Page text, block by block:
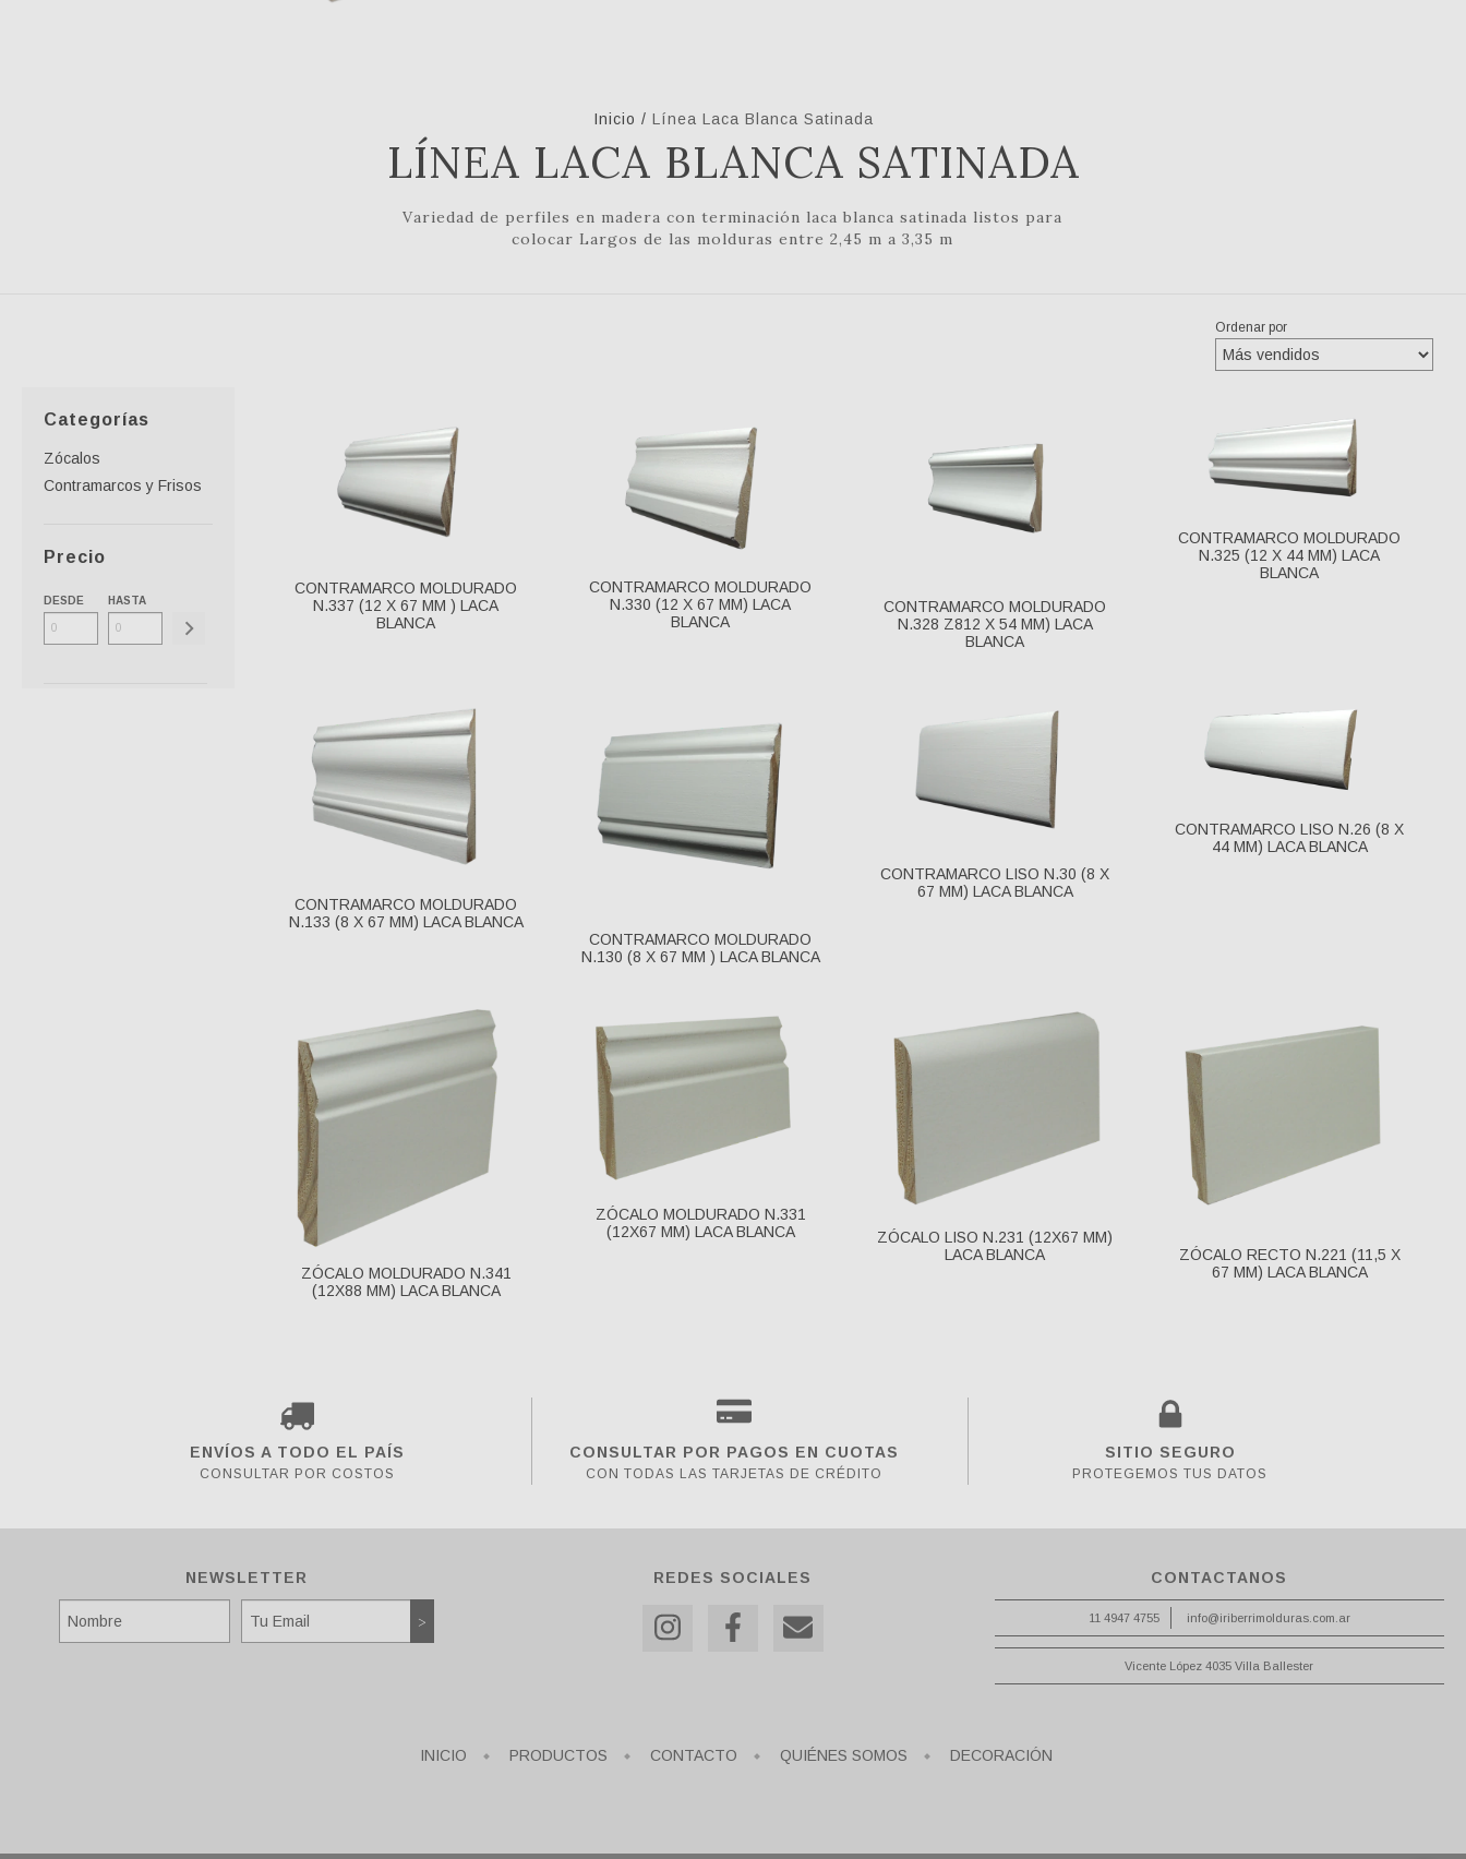
Inicio / Línea Laca Blanca Satinada
LÍNEA LACA BLANCA SATINADA
Variedad de perfiles en madera con terminación laca blanca satinada listos para
colocar Largos de las molduras entre 2,45 m a 3,35 m
Ordenar por
Categorías
Zócalos
Contramarcos y Frisos
Precio
DESDE HASTA
CONTRAMARCO MOLDURADO
N.337 (12 X 67 MM ) LACA
BLANCA
CONTRAMARCO MOLDURADO
N.330 (12 X 67 MM) LACA
BLANCA
CONTRAMARCO MOLDURADO
N.328 Z812 X 54 MM) LACA
BLANCA
CONTRAMARCO MOLDURADO
N.325 (12 X 44 MM) LACA
BLANCA
CONTRAMARCO MOLDURADO
N.133 (8 X 67 MM) LACA BLANCA
CONTRAMARCO MOLDURADO
N.130 (8 X 67 MM ) LACA BLANCA
CONTRAMARCO LISO N.30 (8 X
67 MM) LACA BLANCA
CONTRAMARCO LISO N.26 (8 X
44 MM) LACA BLANCA
ZÓCALO MOLDURADO N.341
(12X88 MM) LACA BLANCA
ZÓCALO MOLDURADO N.331
(12X67 MM) LACA BLANCA
ZÓCALO LISO N.231 (12X67 MM)
LACA BLANCA
ZÓCALO RECTO N.221 (11,5 X
67 MM) LACA BLANCA
ENVÍOS A TODO EL PAÍS
CONSULTAR POR COSTOS
CONSULTAR POR PAGOS EN CUOTAS
CON TODAS LAS TARJETAS DE CRÉDITO
SITIO SEGURO
PROTEGEMOS TUS DATOS
NEWSLETTER REDES SOCIALES CONTACTANOS
11 4947 4755 info@iriberrimolduras.com.ar
Vicente López 4035 Villa Ballester
INICIO PRODUCTOS CONTACTO QUIÉNES SOMOS DECORACIÓN